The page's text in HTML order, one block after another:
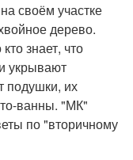
своём участке
дерево.
знает, что
укрывают
подушки, их
ванны. "МК"
по "вторичному